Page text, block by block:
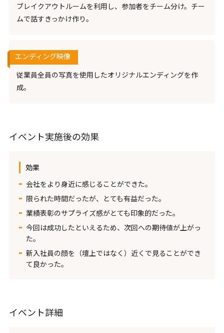
ブレイクアウトルームを利用し、参加者をチーム分け。チー
ムで話すきっかけ作り。
エンディング映像
従業員全員の写真を使用したオリジナルエンディングを作
成。
イベント実施後の効果
効果
会社をより身近に感じることができた。
限られた時間だったが、とても有益だった。
業績表彰のサプライズ感がとても印象的だった。
今回は成功したといえるため、次回への期待値が上がっ
た。
新入社員の顔を（壇上ではなく）近くで見ることができ
て良かった。
イベント詳細